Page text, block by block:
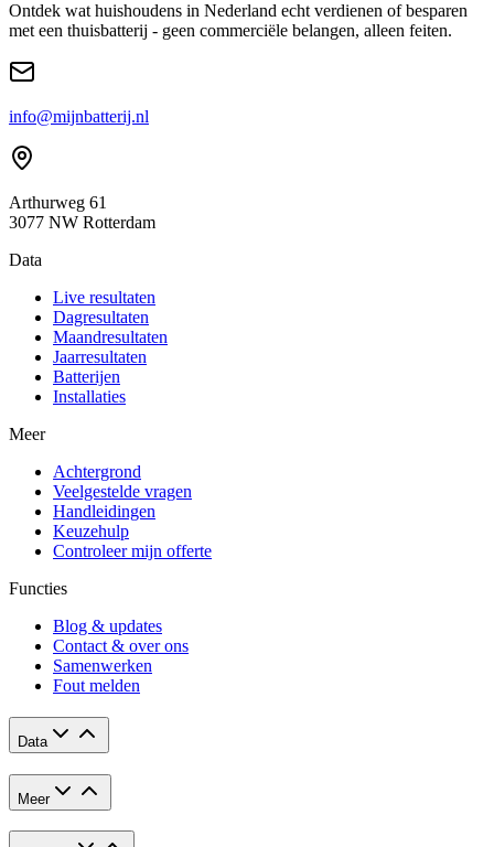
Ontdek wat huishoudens in Nederland echt verdienen of besparen
met een thuisbatterij - geen commerciële belangen, alleen feiten.
info@mijnbatterij.nl
Arthurweg 61
3077 NW Rotterdam
Data
Live resultaten
Dagresultaten
Maandresultaten
Jaarresultaten
Batterijen
Installaties
Meer
Achtergrond
Veelgestelde vragen
Handleidingen
Keuzehulp
Controleer mijn offerte
Functies
Blog & updates
Contact & over ons
Samenwerken
Fout melden
Data
Meer